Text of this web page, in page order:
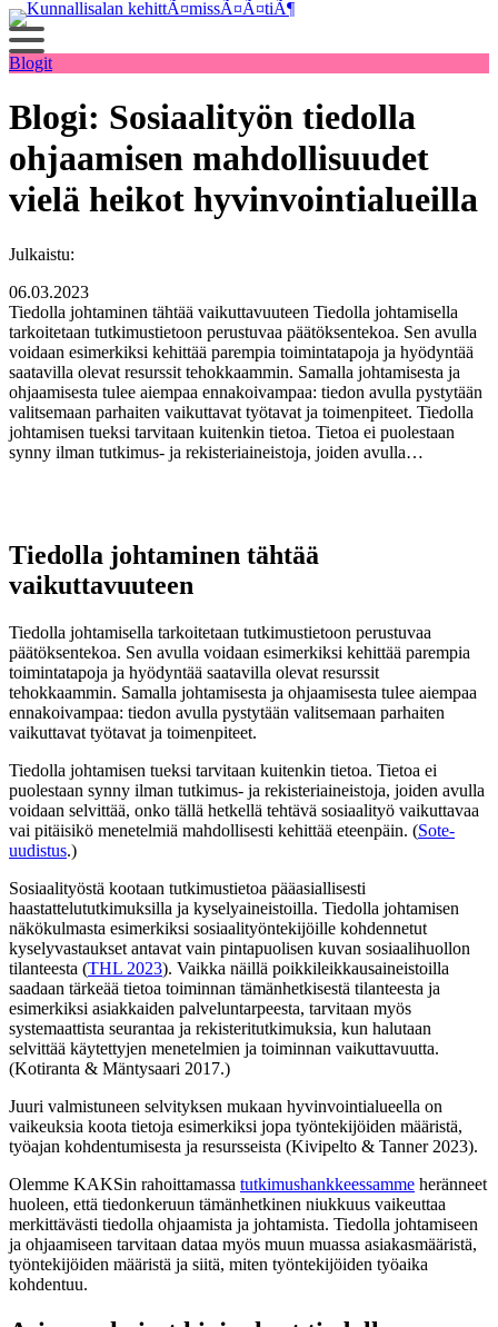
Siirry
sisältöön
Blogit
Blogi: Sosiaalityön tiedolla
ohjaamisen mahdollisuudet
vielä heikot hyvinvointialueilla
Julkaistu:
06.03.2023
Tiedolla johtaminen tähtää vaikuttavuuteen Tiedolla johtamisella
tarkoitetaan tutkimustietoon perustuvaa päätöksentekoa. Sen avulla
voidaan esimerkiksi kehittää parempia toimintatapoja ja hyödyntää
saatavilla olevat resurssit tehokkaammin. Samalla johtamisesta ja
ohjaamisesta tulee aiempaa ennakoivampaa: tiedon avulla pystytään
valitsemaan parhaiten vaikuttavat työtavat ja toimenpiteet. Tiedolla
johtamisen tueksi tarvitaan kuitenkin tietoa. Tietoa ei puolestaan
synny ilman tutkimus- ja rekisteriaineistoja, joiden avulla…
Tiedolla johtaminen tähtää
vaikuttavuuteen
Tiedolla johtamisella tarkoitetaan tutkimustietoon perustuvaa
päätöksentekoa. Sen avulla voidaan esimerkiksi kehittää parempia
toimintatapoja ja hyödyntää saatavilla olevat resurssit
tehokkaammin. Samalla johtamisesta ja ohjaamisesta tulee aiempaa
ennakoivampaa: tiedon avulla pystytään valitsemaan parhaiten
vaikuttavat työtavat ja toimenpiteet.
Tiedolla johtamisen tueksi tarvitaan kuitenkin tietoa. Tietoa ei
puolestaan synny ilman tutkimus- ja rekisteriaineistoja, joiden avulla
voidaan selvittää, onko tällä hetkellä tehtävä sosiaalityö vaikuttavaa
vai pitäisikö menetelmiä mahdollisesti kehittää eteenpäin. (Sote-
uudistus.)
Sosiaalityöstä kootaan tutkimustietoa pääasiallisesti
haastattelututkimuksilla ja kyselyaineistoilla. Tiedolla johtamisen
näkökulmasta esimerkiksi sosiaalityöntekijöille kohdennetut
kyselyvastaukset antavat vain pintapuolisen kuvan sosiaalihuollon
tilanteesta (THL 2023). Vaikka näillä poikkileikkausaineistoilla
saadaan tärkeää tietoa toiminnan tämänhetkisestä tilanteesta ja
esimerkiksi asiakkaiden palveluntarpeesta, tarvitaan myös
systemaattista seurantaa ja rekisteritutkimuksia, kun halutaan
selvittää käytettyjen menetelmien ja toiminnan vaikuttavuutta.
(Kotiranta & Mäntysaari 2017.)
Juuri valmistuneen selvityksen mukaan hyvinvointialueella on
vaikeuksia koota tietoja esimerkiksi jopa työntekijöiden määristä,
työajan kohdentumisesta ja resursseista (Kivipelto & Tanner 2023).
Olemme KAKSin rahoittamassa tutkimushankkeessamme heränneet
huoleen, että tiedonkeruun tämänhetkinen niukkuus vaikeuttaa
merkittävästi tiedolla ohjaamista ja johtamista. Tiedolla johtamiseen
ja ohjaamiseen tarvitaan dataa myös muun muassa asiakasmääristä,
työntekijöiden määristä ja siitä, miten työntekijöiden työaika
kohdentuu.